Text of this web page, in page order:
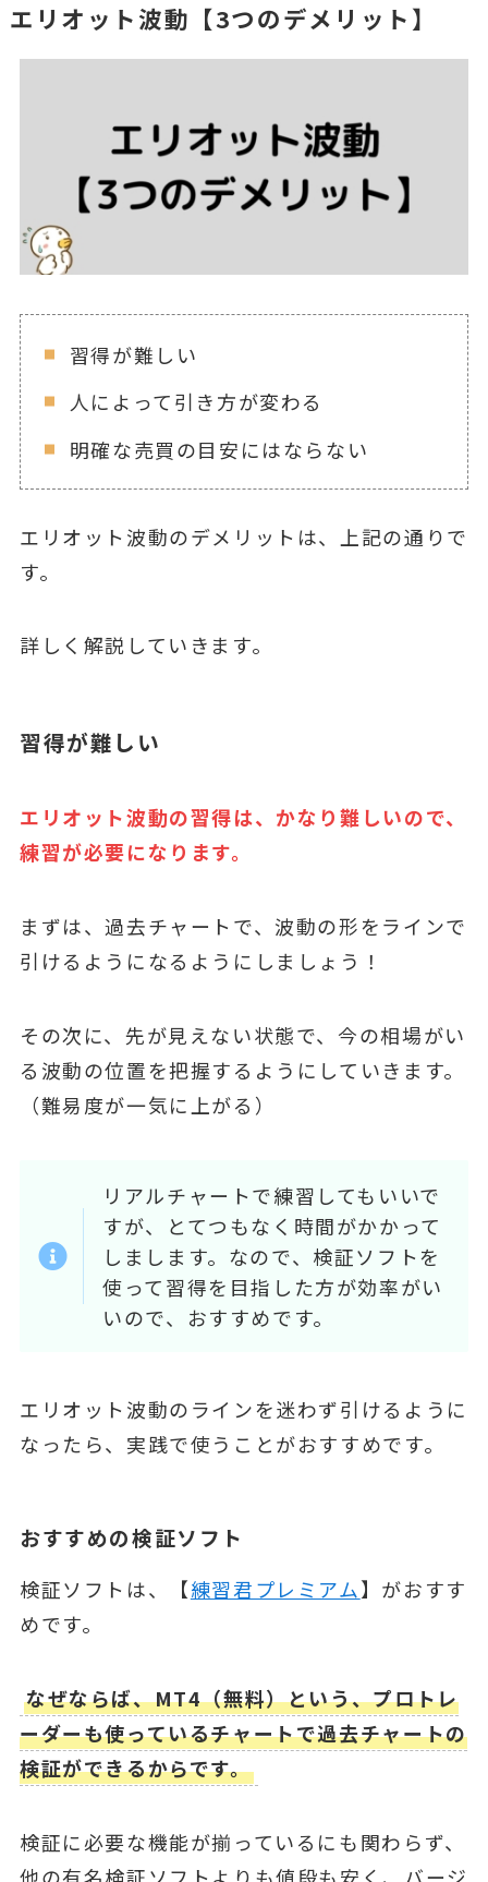
エリオット波動【3つのデメリット】
習得が難しい
人によって引き方が変わる
明確な売買の目安にはならない
エリオット波動のデメリットは、上記の通りで
す。
詳しく解説していきます。
習得が難しい
エリオット波動の習得は、かなり難しいので、
練習が必要になります。
まずは、過去チャートで、波動の形をラインで
引けるようになるようにしましょう！
その次に、先が見えない状態で、今の相場がい
る波動の位置を把握するようにしていきます。
（難易度が一気に上がる）
リアルチャートで練習してもいいで
すが、とてつもなく時間がかかって
しまします。なので、検証ソフトを
使って習得を目指した方が効率がい
いので、おすすめです。
エリオット波動のラインを迷わず引けるように
なったら、実践で使うことがおすすめです。
おすすめの検証ソフト
検証ソフトは、【練習君プレミアム】がおすす
めです。
なぜならば、MT4（無料）という、プロトレ
ーダーも使っているチャートで過去チャートの
検証ができるからです。
検証に必要な機能が揃っているにも関わらず、